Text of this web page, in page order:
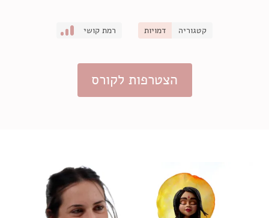
קטגוריה דמויות רמת קושי
הצטרפות לקורס